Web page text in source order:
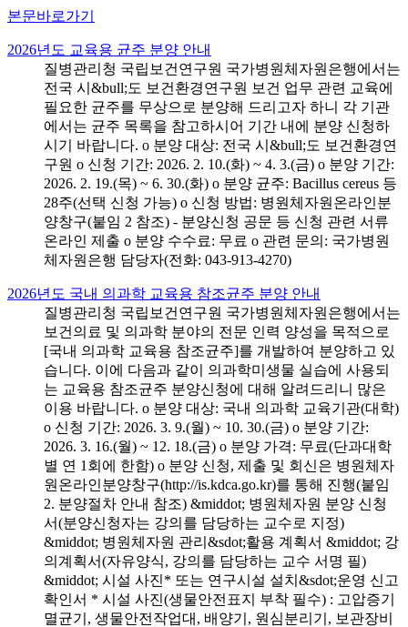
본문바로가기
2026년도 교육용 균주 분양 안내
질병관리청 국립보건연구원 국가병원체자원은행에서는
전국 시&bull;도 보건환경연구원 보건 업무 관련 교육에
필요한 균주를 무상으로 분양해 드리고자 하니 각 기관
에서는 균주 목록을 참고하시어 기간 내에 분양 신청하
시기 바랍니다. o 분양 대상: 전국 시&bull;도 보건환경연
구원 o 신청 기간: 2026. 2. 10.(화) ~ 4. 3.(금) o 분양 기간:
2026. 2. 19.(목) ~ 6. 30.(화) o 분양 균주: Bacillus cereus 등
28주(선택 신청 가능) o 신청 방법: 병원체자원온라인분
양창구(붙임 2 참조) - 분양신청 공문 등 신청 관련 서류
온라인 제출 o 분양 수수료: 무료 o 관련 문의: 국가병원
체자원은행 담당자(전화: 043-913-4270)
2026년도 국내 의과학 교육용 참조균주 분양 안내
질병관리청 국립보건연구원 국가병원체자원은행에서는
보건의료 및 의과학 분야의 전문 인력 양성을 목적으로
[국내 의과학 교육용 참조균주]를 개발하여 분양하고 있
습니다. 이에 다음과 같이 의과학미생물 실습에 사용되
는 교육용 참조균주 분양신청에 대해 알려드리니 많은
이용 바랍니다. o 분양 대상: 국내 의과학 교육기관(대학)
o 신청 기간: 2026. 3. 9.(월) ~ 10. 30.(금) o 분양 기간:
2026. 3. 16.(월) ~ 12. 18.(금) o 분양 가격: 무료(단과대학
별 연 1회에 한함) o 분양 신청, 제출 및 회신은 병원체자
원온라인분양창구(http://is.kdca.go.kr)를 통해 진행(붙임
2. 분양절차 안내 참조) &middot; 병원체자원 분양 신청
서(분양신청자는 강의를 담당하는 교수로 지정)
&middot; 병원체자원 관리&sdot;활용 계획서 &middot; 강
의계획서(자유양식, 강의를 담당하는 교수 서명 필)
&middot; 시설 사진* 또는 연구시설 설치&sdot;운영 신고
확인서 * 시설 사진(생물안전표지 부착 필수) : 고압증기
멸균기, 생물안전작업대, 배양기, 원심분리기, 보관장비